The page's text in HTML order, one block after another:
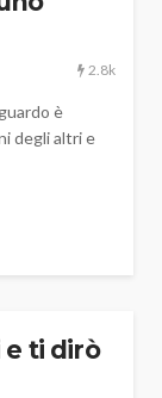
2.8k
è
degli altri e
e ti dirò